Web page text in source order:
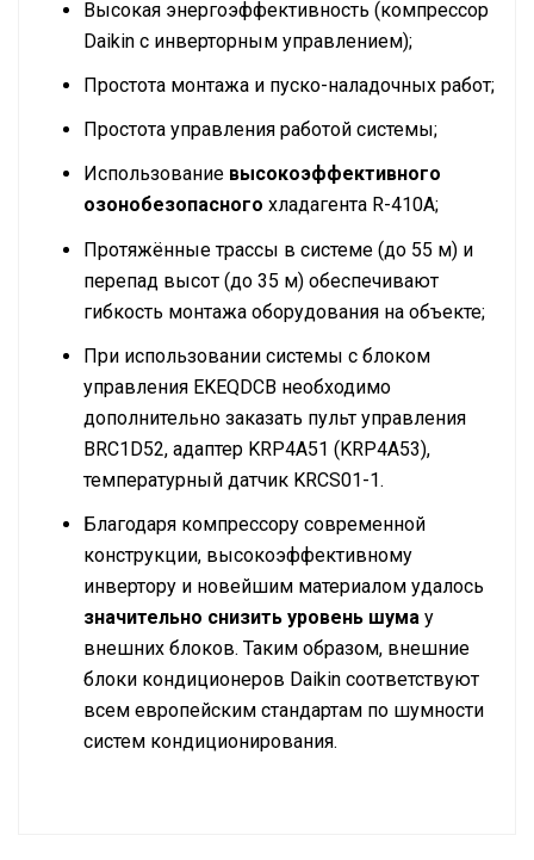
Высокая энергоэффективность (компрессор
Daikin с инверторным управлением);
Простота монтажа и пуско-наладочных работ;
Простота управления работой системы;
Использование высокоэффективного
озонобезопасного хладагента R-410A;
Протяжённые трассы в системе (до 55 м) и
перепад высот (до 35 м) обеспечивают
гибкость монтажа оборудования на объекте;
При использовании системы с блоком
управления EKEQDCB необходимо
дополнительно заказать пульт управления
ВRC1D52, адаптер KRP4A51 (KRP4A53),
температурный датчик KRCS01-1.
Благодаря компрессору современной
конструкции, высокоэффективному
инвертору и новейшим материалом удалось
значительно снизить уровень шума у
внешних блоков. Таким образом, внешние
блоки кондиционеров Daikin соответствуют
всем европейским стандартам по шумности
систем кондиционирования.